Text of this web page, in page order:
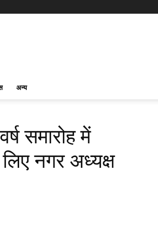
अन्य
समारोह में
नगर अध्यक्ष